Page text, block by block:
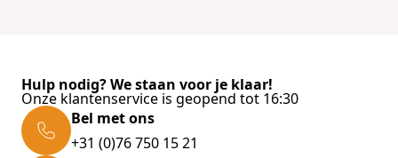
160 x 20 x 15cm
160 x 20 x 15cm
Hulp nodig? We staan voor je klaar!
Onze klantenservice is geopend tot 16:30
Bel met ons
+31 (0)76 750 15 21